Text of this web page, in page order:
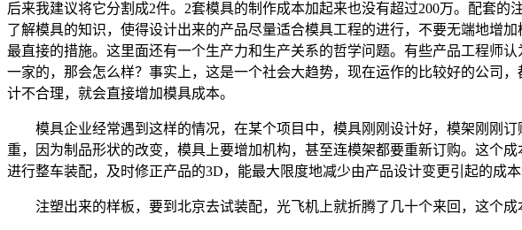
后来我建议将它分割成2件。2套模具的制作成本加起来也没有超过200万。配套
了解模具的知识，使得设计出来的产品尽量适合模具工程的进行，不要无端地增
最直接的措施。这里面还有一个生产力和生产关系的哲学问题。有些产品工程师
一家的，那会怎么样？事实上，这是一个社会大趋势，现在运作的比较好的公司
计不合理，就会直接增加模具成本。
模具企业经常遇到这样的情况，在某个项目中，模具刚刚设计好，模架刚刚订
重，因为制品形状的改变，模具上要增加机构，甚至连模架都要重新订购。这个
进行整车装配，及时修正产品的3D，能最大限度地减少由产品设计变更引起的成
注塑出来的样板，要到北京去试装配，光飞机上就折腾了几十个来回，这个成